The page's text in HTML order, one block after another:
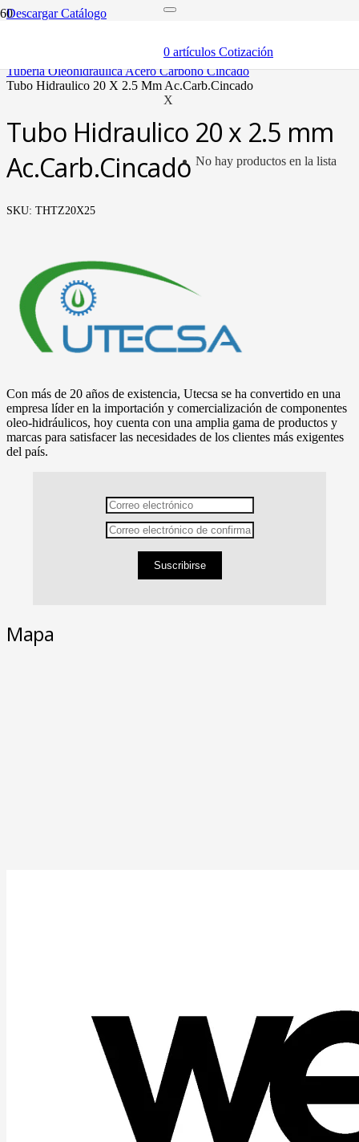
0 artículos Cotización
X
No hay productos en la lista
Descargar Catálogo
tubería oleohidráulica acero carbono cincado
tubo hidraulico 20 x 2.5 mm ac.carb.cincado
Tubo Hidraulico 20 x 2.5 mm
Ac.Carb.Cincado
SKU: THTZ20X25
Con más de 20 años de existencia, Utecsa se ha convertido en una
empresa líder en la importación y comercialización de componentes
oleo-hidráulicos, hoy cuenta con una amplia gama de productos y
marcas para satisfacer las necesidades de los clientes más exigentes
del país.
Suscribirse
Mapa